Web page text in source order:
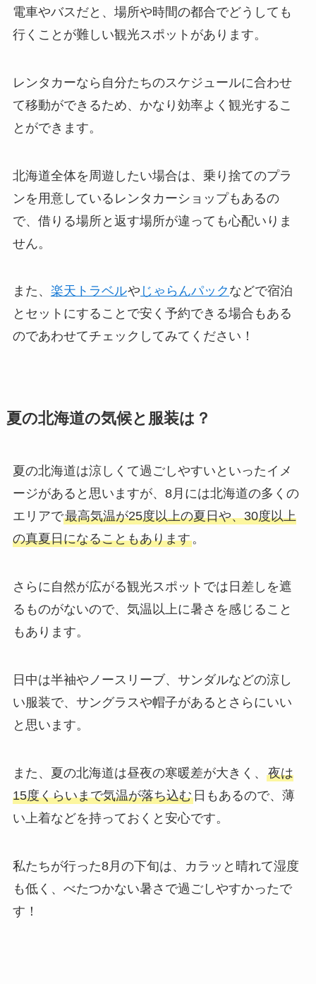
電車やバスだと、場所や時間の都合でどうしても
行くことが難しい観光スポットがあります。
レンタカーなら自分たちのスケジュールに合わせ
て移動ができるため、かなり効率よく観光するこ
とができます。
北海道全体を周遊したい場合は、乗り捨てのプラ
ンを用意しているレンタカーショップもあるの
で、借りる場所と返す場所が違っても心配いりま
せん。
また、 楽天トラベルや じゃらんパック などで宿泊
とセットにすることで安く予約できる場合もある
のであわせてチェックしてみてください！
夏の北海道の気候と服装は？
夏の北海道は涼しくて過ごしやすいといったイメ
ージがあると思いますが、8月には北海道の多くの
エリアで最高気温が25度以上の夏日や、30度以上
の真夏日になることもあります。
さらに自然が広がる観光スポットでは日差しを遮
るものがないので、気温以上に暑さを感じること
もあります。
日中は半袖やノースリーブ、サンダルなどの涼し
い服装で、サングラスや帽子があるとさらにいい
と思います。
また、夏の北海道は昼夜の寒暖差が大きく、 夜は
15度くらいまで気温が落ち込む日もあるので、薄
い上着などを持っておくと安心です。
私たちが行った8月の下旬は、カラッと晴れて湿度
も低く、べたつかない暑さで過ごしやすかったで
す！